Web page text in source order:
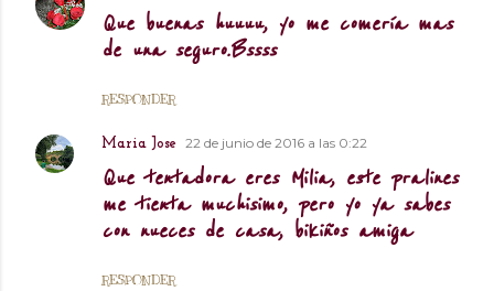
Que buenas huuuu, yo me comería mas
de una seguro.Bssss
RESPONDER
Maria Jose 22 de junio de 2016 a las 0:22
Que tentadora eres Milia, este pralines
me tienta muchisimo, pero yo ya sabes
con nueces de casa, bikiños amiga
RESPONDER